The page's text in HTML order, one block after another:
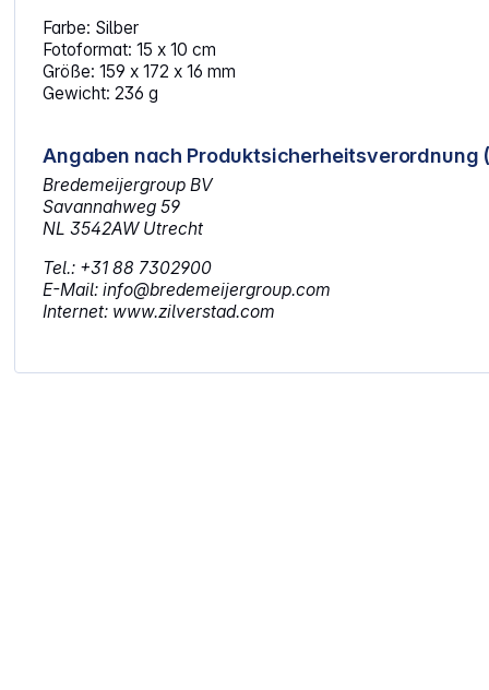
Farbe: Silber
Fotoformat: 15 x 10 cm
Größe: 159 x 172 x 16 mm
Gewicht: 236 g
Angaben nach Produktsicherheitsverordnung
Bredemeijergroup BV
Savannahweg 59
NL 3542AW Utrecht
Tel.: +31 88 7302900
E-Mail: info@bredemeijergroup.com
Internet: www.zilverstad.com